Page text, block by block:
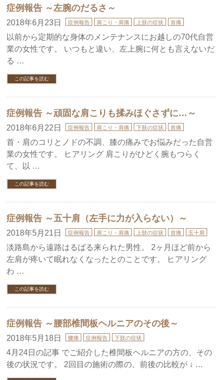
症例報告 ～左腕のだるさ～
2018年6月23日 症例報告 肩こり・肩痛 上肢の症状 首痛
以前から定期的な身体のメンテナンスにお越しの70代自営
業の女性です。 いつもと違い、左上腕に何とも言えないだ
る …
この記事を読む
症例報告 ～頑固な肩こりも揉みほぐさずに…～
2018年6月22日 症例報告 肩こり・肩痛 下肢の症状 首痛
首・肩のコリとノドの不調、膝の痛みでお悩みだった自営
業の女性です。 ヒアリング 肩こりがひどく腕もつらく
て、以 …
この記事を読む
症例報告 ～五十肩（左手に力が入らない）～
2018年5月21日 症例報告 肩こり・肩痛 上肢の症状 首痛 五十肩
淡路島から遠路はるばる来られた男性。 2ヶ月ほど前から
左肩が疼いて眠れなくなったとのことです。 ヒアリング
わ …
この記事を読む
症例報告 ～腰部椎間板ヘルニアのその後～
2018年5月18日 腰痛 症例報告 下肢の症状
4月24日の記事 でご紹介した椎間板ヘルニアの方の、その
後の状況です。 2回目の施術の際の、前後の比較が ↓ …